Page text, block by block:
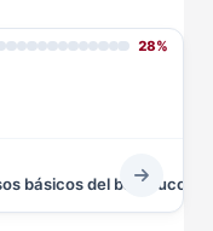
28%
básicos del bambuco.